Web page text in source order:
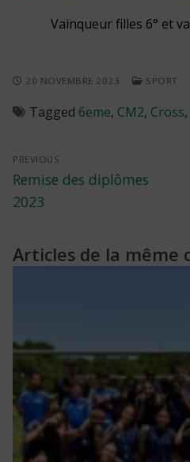
Vainqueur filles 6° et
20 NOVEMBRE 2023 SPORT
Tagged 6eme, CM2, Cross,
Navigation
de
PREVIOUS
Previous
post:
Remise des diplômes
2023
Articles de la même